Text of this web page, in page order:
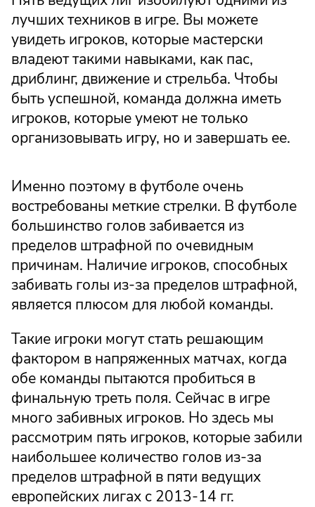
лучших техников в игре. Вы можете
увидеть игроков, которые мастерски
владеют такими навыками, как пас,
дриблинг, движение и стрельба. Чтобы
быть успешной, команда должна иметь
игроков, которые умеют не только
организовывать игру, но и завершать ее.
Именно поэтому в футболе очень
востребованы меткие стрелки. В футболе
большинство голов забивается из
пределов штрафной по очевидным
причинам. Наличие игроков, способных
забивать голы из-за пределов штрафной,
является плюсом для любой команды.
Такие игроки могут стать решающим
фактором в напряженных матчах, когда
обе команды пытаются пробиться в
финальную треть поля. Сейчас в игре
много забивных игроков. Но здесь мы
рассмотрим пять игроков, которые забили
наибольшее количество голов из-за
пределов штрафной в пяти ведущих
европейских лигах с 2013-14 гг.